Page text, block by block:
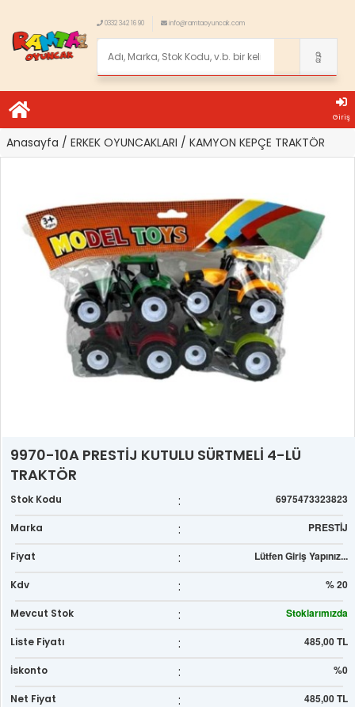
0332 342 16 90 info@ramtaoyuncak.com
Giriş
Anasayfa / ERKEK OYUNCAKLARI / KAMYON KEPÇE TRAKTÖR
9970-10A PRESTİJ KUTULU SÜRTMELİ 4-LÜ
TRAKTÖR
Stok Kodu : 6975473323823
Marka : PRESTİJ
Fiyat : Lütfen Giriş Yapınız...
Kdv : % 20
Mevcut Stok : Stoklarımızda
Liste Fiyatı : 485,00 TL
İskonto : %0
Net Fiyat : 485,00 TL